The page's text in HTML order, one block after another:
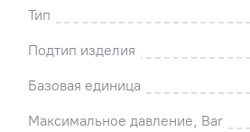
Тип
Подтип изделия
Базовая единица
Максимальное давление, Bar